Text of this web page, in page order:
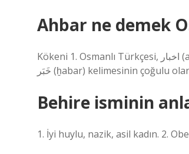
Ahbar ne demek
Kökeni 1. Osmanlı Türkçesi, اخبار‎ (ahbâr) kelimesinden ödünç alınmıştır. Bu Osmanlı Türkçesi kelimesi, Arapça
Behire isminin
1. İyi huylu, nazik, asil kadın. 2.